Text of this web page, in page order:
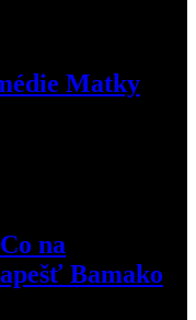
Matky
na
Bamako